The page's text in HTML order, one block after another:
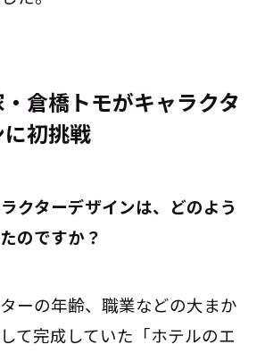
倉橋トモがキャラクタ
初挑戦
ラクターデザインは、どのよう
のですか？
ーの年齢、職業などの大まか
て完成していた「ホテルのエ